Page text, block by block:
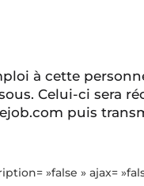
à cette
Celui-ci sera
puis
»false » ajax=